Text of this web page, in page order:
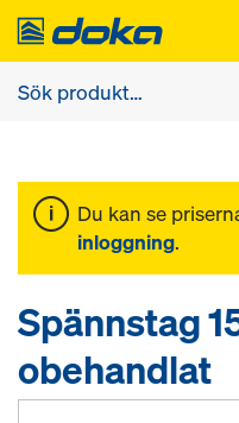
Du kan se
inloggning.
Spännstag
obehandlat